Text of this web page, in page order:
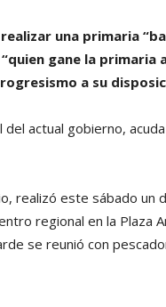
una primaria
gane la primaria
a su
actual gobierno,
realizó este sábado un
regional en la Plaza
se reunió con